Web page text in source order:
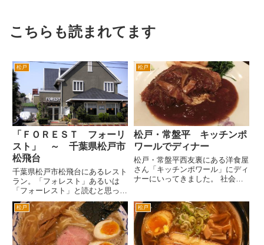
こちらも読まれてます
松戸
「ＦＯＲＥＳＴ フォーリ
スト」 ～ 千葉県松戸市
松飛台
千葉県松戸市松飛台にあるレスト
ラン。「フォレスト」あるいは
「フォーレスト」と読むと思った
ら、「フォーリスト」と読ませる
みたいです。ちなみに住所の「松
飛台」という地名は、第二次世界
大戦中にこの地に旧陸軍松戸飛行
場があったから、松戸・飛行場で
松戸
松戸・常盤平 キッチンポ
ワールでディナー
松戸・常盤平西友裏にある洋食屋
さん「キッチンポワール」にディ
ナーにいってきました。 社会人
した。当時は、若干今の場所より
団地よりな場所でした。移転して
現在の場所です。 今夜のディ
ナ...
松戸 松戸